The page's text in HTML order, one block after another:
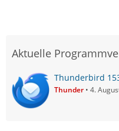
Aktuelle
Thunderbird
Thunder 4.